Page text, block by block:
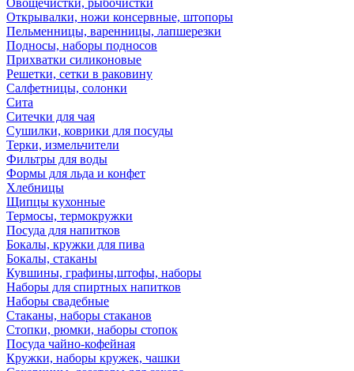
Овощечистки, рыбочистки
Открывалки, ножи консервные, штопоры
Пельменницы, варенницы, лапшерезки
Подносы, наборы подносов
Прихватки силиконовые
Решетки, сетки в раковину
Салфетницы, солонки
Сита
Ситечки для чая
Сушилки, коврики для посуды
Терки, измельчители
Фильтры для воды
Формы для льда и конфет
Хлебницы
Щипцы кухонные
Термосы, термокружки
Посуда для напитков
Бокалы, кружки для пива
Бокалы, стаканы
Кувшины, графины,штофы, наборы
Наборы для спиртных напитков
Наборы свадебные
Стаканы, наборы стаканов
Стопки, рюмки, наборы стопок
Посуда чайно-кофейная
Кружки, наборы кружек, чашки